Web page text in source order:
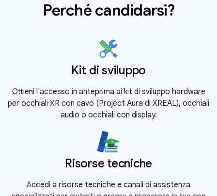
Perché candidarsi?
Kit di sviluppo
Ottieni l'accesso in anteprima ai kit di sviluppo hardware
per occhiali XR con cavo (Project Aura di XREAL), occhiali
audio o occhiali con display.
Risorse tecniche
Accedi a risorse tecniche e canali di assistenza